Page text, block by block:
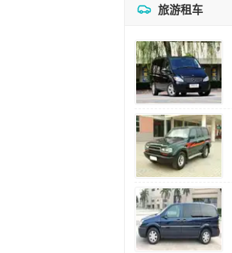
旅游租车